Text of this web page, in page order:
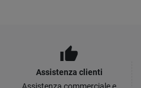
thumb_up
Assistenza clienti